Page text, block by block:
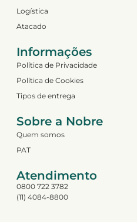
Logística
Atacado
Informações
Política de Privacidade
Política de Cookies
Tipos de entrega
Sobre a Nobre
Quem somos
PAT
Atendimento
0800 722 3782
(11) 4084-8800